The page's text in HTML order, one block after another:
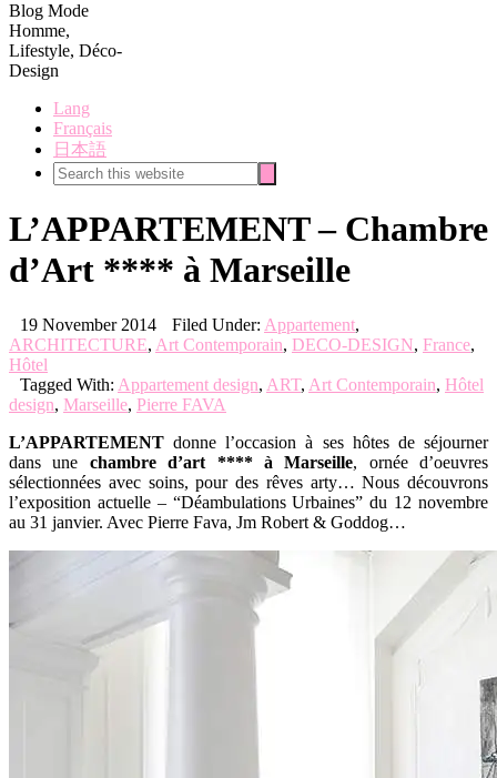
Blog Mode
Homme,
Lifestyle, Déco-
Design
Lang
Français
日本語
Search
this
L’APPARTEMENT – Chambre
d’Art **** à Marseille
19 November 2014 Filed Under: Appartement,
ARCHITECTURE, Art Contemporain, DECO-DESIGN, France,
Hôtel
Tagged With: Appartement design, ART, Art Contemporain, Hôtel
design, Marseille, Pierre FAVA
L’APPARTEMENT donne l’occasion à ses hôtes de séjourner
dans une chambre d’art **** à Marseille, ornée d’oeuvres
sélectionnées avec soins, pour des rêves arty… Nous découvrons
l’exposition actuelle – “Déambulations Urbaines” du 12 novembre
au 31 janvier. Avec Pierre Fava, Jm Robert & Goddog…